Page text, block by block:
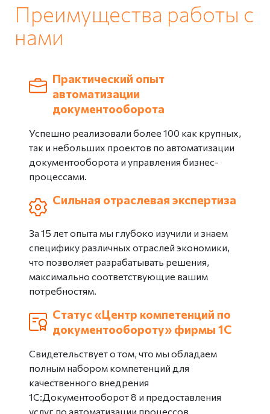
Преимущества работы с
нами
Практический опыт
автоматизации
документооборота
Успешно реализовали более 100 как крупных,
так и небольших проектов по автоматизации
документооборота и управления бизнес-
процессами.
Сильная отраслевая экспертиза
За 15 лет опыта мы глубоко изучили и знаем
специфику различных отраслей экономики,
что позволяет разрабатывать решения,
максимально соответствующие вашим
потребностям.
Статус «Центр компетенций по
документообороту» фирмы 1С
Свидетельствует о том, что мы обладаем
полным набором компетенций для
качественного внедрения
1С:Документооборот 8 и предоставления
услуг по автоматизации процессов